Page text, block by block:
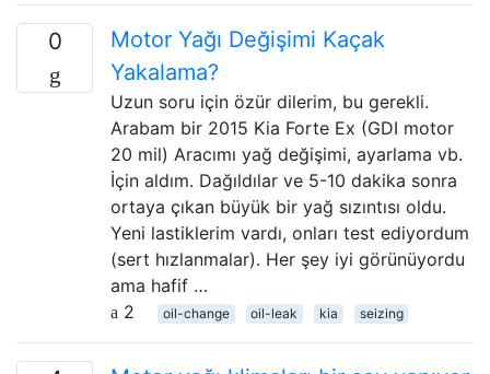
0
Motor Yağı Değişimi Kaçak
Yakalama?
Uzun soru için özür dilerim, bu gerekli.
Arabam bir 2015 Kia Forte Ex (GDI motor
20 mil) Aracımı yağ değişimi, ayarlama vb.
İçin aldım. Dağıldılar ve 5-10 dakika sonra
ortaya çıkan büyük bir yağ sızıntısı oldu.
Yeni lastiklerim vardı, onları test ediyordum
(sert hızlanmalar). Her şey iyi görünüyordu
ama hafif …
2
oil-change oil-leak kia seizing